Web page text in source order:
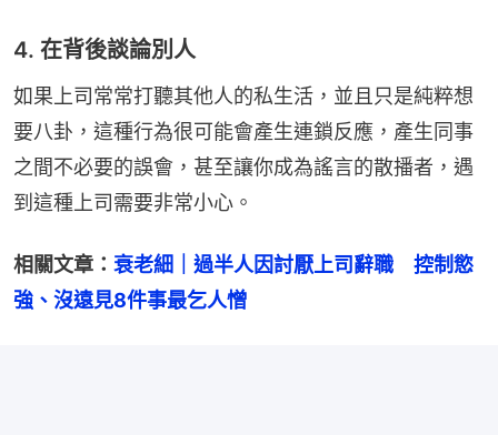
4. 在背後談論別人
如果上司常常打聽其他人的私生活，並且只是純粹想
要八卦，這種行為很可能會產生連鎖反應，產生同事
之間不必要的誤會，甚至讓你成為謠言的散播者，遇
到這種上司需要非常小心。
相關文章： 衰老細｜過半人因討厭上司辭職　控制慾
強、沒遠見8件事最乞人憎